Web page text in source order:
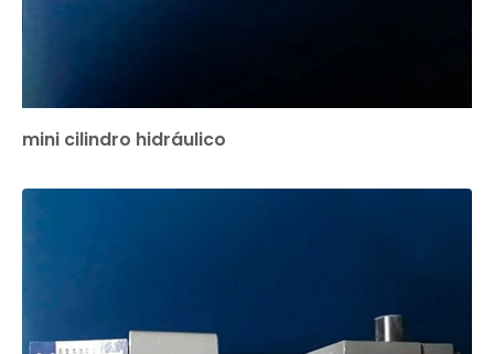
mini cilindro hidráulico